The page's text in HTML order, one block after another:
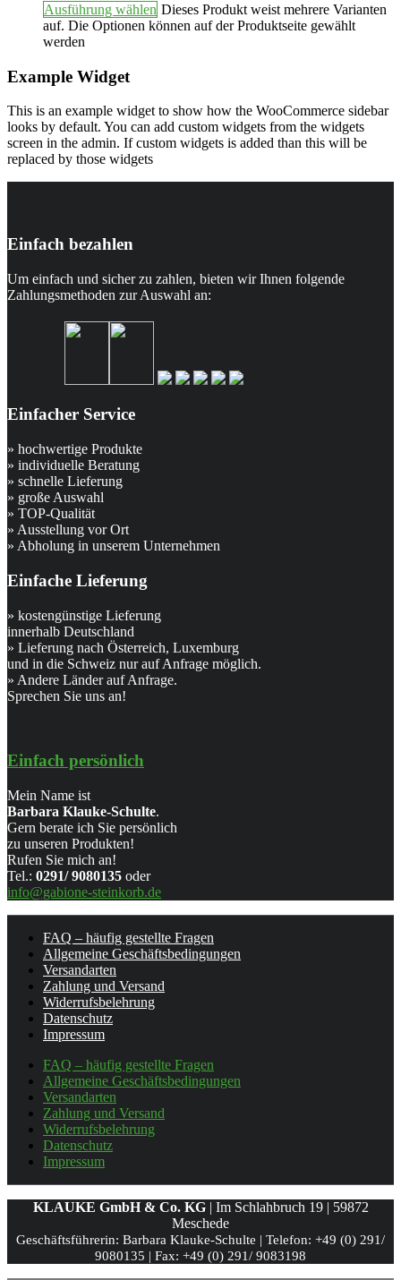
Ausführung wählen Dieses Produkt weist mehrere Varianten
auf. Die Optionen können auf der Produktseite gewählt
werden
Example Widget
This is an example widget to show how the WooCommerce sidebar
looks by default. You can add custom widgets from the widgets
screen in the admin. If custom widgets is added than this will be
replaced by those widgets
Einfach bezahlen
Um einfach und sicher zu zahlen, bieten wir Ihnen folgende
Zahlungsmethoden zur Auswahl an:
Einfacher Service
» hochwertige Produkte
» individuelle Beratung
» schnelle Lieferung
» große Auswahl
» TOP-Qualität
» Ausstellung vor Ort
» Abholung in unserem Unternehmen
Einfache Lieferung
» kostengünstige Lieferung
innerhalb Deutschland
» Lieferung nach Österreich, Luxemburg
und in die Schweiz nur auf Anfrage möglich.
» Andere Länder auf Anfrage.
Sprechen Sie uns an!
Einfach persönlich
Mein Name ist
Barbara Klauke-Schulte.
Gern berate ich Sie persönlich
zu unseren Produkten!
Rufen Sie mich an!
Tel.: 0291/ 9080135 oder
info@gabione-steinkorb.de
FAQ – häufig gestellte Fragen
Allgemeine Geschäftsbedingungen
Versandarten
Zahlung und Versand
Widerrufsbelehrung
Datenschutz
Impressum
FAQ – häufig gestellte Fragen
Allgemeine Geschäftsbedingungen
Versandarten
Zahlung und Versand
Widerrufsbelehrung
Datenschutz
Impressum
KLAUKE GmbH & Co. KG| Im Schlahbruch 19 | 59872
Meschede
Geschäftsführerin: Barbara Klauke-Schulte | Telefon: +49 (0) 291/
9080135 | Fax: +49 (0) 291/ 9083198